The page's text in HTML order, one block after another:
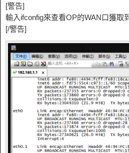
[警告]
輸入ifconfig來查看OP的WAN口獲取
[/警告]